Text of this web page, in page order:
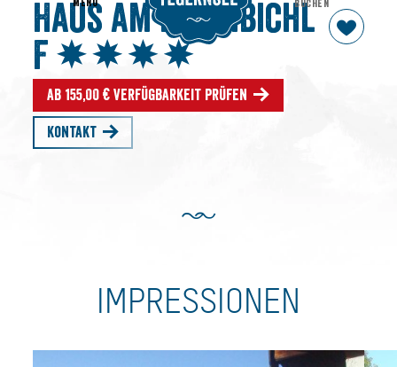
Haus am Kirchbichl
F
Ab 155,00 € Verfügbarkeit prüfen
Kontakt
IMPRESSIONEN
MENU BUCHEN